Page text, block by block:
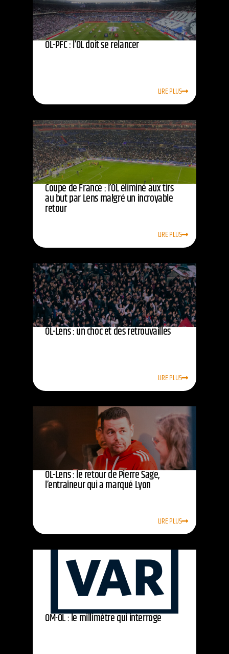
OL-PFC : l’OL doit se relancer
LIRE PLUS
Coupe de France : l’OL éliminé aux tirs
au but par Lens malgré un incroyable
retour
LIRE PLUS
OL-Lens : un choc et des retrouvailles
LIRE PLUS
OL-Lens : le retour de Pierre Sage,
l’entraîneur qui a marqué Lyon
LIRE PLUS
OM-OL : le millimètre qui interroge